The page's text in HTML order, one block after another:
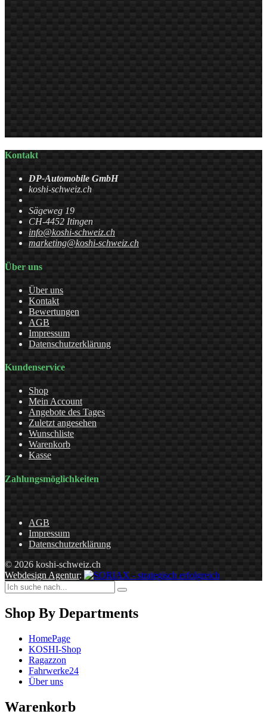
Kontakt
DP-Automobile GmbH
koshi-schweiz.ch
Sägeweg 19
CH-4452 Itingen
info@koshi-schweiz.ch
marketing@koshi-schweiz.ch
Über uns
Über uns
Kontakt
Bewertungen
AGB
Impressum
Datenschutzerklärung
Kundenservice
Shop
Mein Account
Angebote des Tages
Zuletzt angesehen
Wunschliste
Warenkorb
Kasse
Zahlungsmöglichkeiten
AGB
Impressum
Datenschutzerklärung
© 2026 koshi-schweiz.ch
Webdesign Agentur:
Shop By Departments
HomePage
KOSHI-Shop
Ragazzon
Fahrwerke24
Über uns
Warenkorb